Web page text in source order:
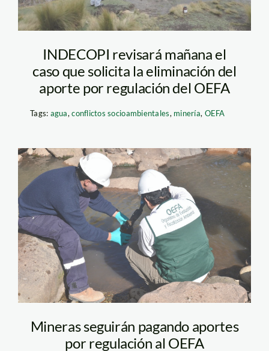
INDECOPI revisará mañana el
caso que solicita la eliminación del
aporte por regulación del OEFA
Tags: agua,conflictos socioambientales, minería, OEFA
OEFA-SUPERVISION-
AMBIENTAL
Mineras seguirán pagando aportes
por regulación al OEFA